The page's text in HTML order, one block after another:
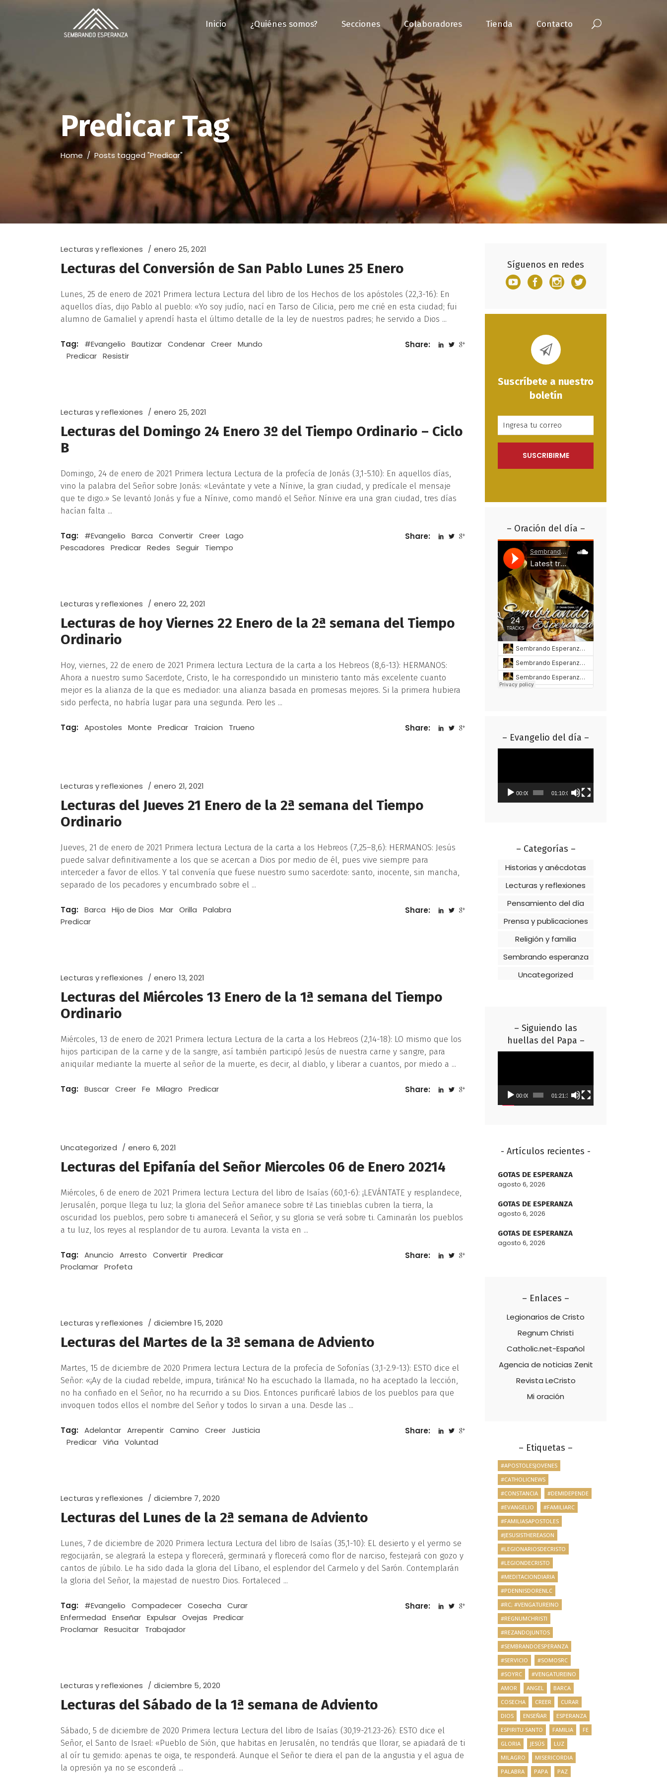
Inicio ¿Quiénes somos? Secciones Colaboradores Tienda Contacto
Predicar Tag
Home/Posts tagged "Predicar"
Lecturas y reflexiones enero 25, 2021
Lecturas del Conversión de San Pablo Lunes 25 Enero
Lunes, 25 de enero de 2021 Primera lectura Lectura del libro de los Hechos de los apóstoles (22,3-16): En
aquellos días, dijo Pablo al pueblo: «Yo soy judío, nací en Tarso de Cilicia, pero me crié en esta ciudad; fui
alumno de Gamaliel y aprendí hasta el último detalle de la ley de nuestros padres; he servido a Dios
Tag: #Evangelio Bautizar Condenar Creer Mundo
Predicar Resistir
Share:
Lecturas y reflexiones enero 25, 2021
Lecturas del Domingo 24 Enero 3º del Tiempo Ordinario – Ciclo
B
Domingo, 24 de enero de 2021 Primera lectura Lectura de la profecía de Jonás (3,1-5.10): En aquellos días,
vino la palabra del Señor sobre Jonás: «Levántate y vete a Nínive, la gran ciudad, y predícale el mensaje
que te digo.» Se levantó Jonás y fue a Nínive, como mandó el Señor. Nínive era una gran ciudad, tres días
hacían falta
Tag: #Evangelio Barca Convertir Creer Lago
Pescadores
Predicar Redes Seguir Tiempo
Share:
Lecturas y reflexiones enero 22, 2021
Lecturas de hoy Viernes 22 Enero de la 2ª semana del Tiempo
Ordinario
Hoy, viernes, 22 de enero de 2021 Primera lectura Lectura de la carta a los Hebreos (8,6-13): HERMANOS:
Ahora a nuestro sumo Sacerdote, Cristo, le ha correspondido un ministerio tanto más excelente cuanto
mejor es la alianza de la que es mediador: una alianza basada en promesas mejores. Si la primera hubiera
sido perfecta, no habría lugar para una segunda. Pero les
Tag: Apostoles Monte Predicar Traicion Trueno Share:
Lecturas y reflexiones enero 21, 2021
Lecturas del Jueves 21 Enero de la 2ª semana del Tiempo
Ordinario
Jueves, 21 de enero de 2021 Primera lectura Lectura de la carta a los Hebreos (7,25–8,6): HERMANOS: Jesús
puede salvar definitivamente a los que se acercan a Dios por medio de él, pues vive siempre para
interceder a favor de ellos. Y tal convenía que fuese nuestro sumo sacerdote: santo, inocente, sin mancha,
separado de los pecadores y encumbrado sobre el
Tag: Barca Hijo de Dios Mar Orilla
Palabra
Predicar
Share:
Lecturas y reflexiones enero 13, 2021
Lecturas del Miércoles 13 Enero de la 1ª semana del Tiempo
Ordinario
Miércoles, 13 de enero de 2021 Primera lectura Lectura de la carta a los Hebreos (2,14-18): LO mismo que los
hijos participan de la carne y de la sangre, así también participó Jesús de nuestra carne y sangre, para
aniquilar mediante la muerte al señor de la muerte, es decir, al diablo, y liberar a cuantos, por miedo a
Tag: Buscar Creer Fe Milagro Predicar Share:
Uncategorized enero 6, 2021
Lecturas del Epifanía del Señor Miercoles 06 de Enero 20214
Miércoles, 6 de enero de 2021 Primera lectura Lectura del libro de Isaías (60,1-6): ¡LEVÁNTATE y resplandece,
Jerusalén, porque llega tu luz; la gloria del Señor amanece sobre ti! Las tinieblas cubren la tierra, la
oscuridad los pueblos, pero sobre ti amanecerá el Señor, y su gloria se verá sobre ti. Caminarán los pueblos
a tu luz, los reyes al resplandor de tu aurora. Levanta la vista en
Tag: Anuncio Arresto Convertir Predicar
Proclamar Profeta
Share:
Lecturas y reflexiones diciembre 15, 2020
Lecturas del Martes de la 3ª semana de Adviento
Martes, 15 de diciembre de 2020 Primera lectura Lectura de la profecía de Sofonías (3,1-2.9-13): ESTO dice el
Señor: «¡Ay de la ciudad rebelde, impura, tiránica! No ha escuchado la llamada, no ha aceptado la lección,
no ha confiado en el Señor, no ha recurrido a su Dios. Entonces purificaré labios de los pueblos para que
invoquen todos ellos el nombre del Señor y todos lo sirvan a una. Desde las
Tag: Adelantar Arrepentir Camino Creer Justicia
Predicar Viña Voluntad
Share:
Lecturas y reflexiones diciembre 7, 2020
Lecturas del Lunes de la 2ª semana de Adviento
Lunes, 7 de diciembre de 2020 Primera lectura Lectura del libro de Isaías (35,1-10): EL desierto y el yermo se
regocijarán, se alegrará la estepa y florecerá, germinará y florecerá como flor de narciso, festejará con gozo y
cantos de júbilo. Le ha sido dada la gloria del Líbano, el esplendor del Carmelo y del Sarón. Contemplarán
la gloria del Señor, la majestad de nuestro Dios. Fortaleced
Tag: #Evangelio Compadecer Cosecha
Curar
Enfermedad
Enseñar Expulsar Ovejas
Predicar
Proclamar Resucitar Trabajador
Share:
Lecturas y reflexiones diciembre 5, 2020
Lecturas del Sábado de la 1ª semana de Adviento
Sábado, 5 de diciembre de 2020 Primera lectura Lectura del libro de Isaías (30,19-21.23-26): ESTO dice el
Señor, el Santo de Israel: «Pueblo de Sión, que habitas en Jerusalén, no tendrás que llorar, se apiadará de ti
al oír tu gemido: apenas te oiga, te responderá. Aunque el Señor te diera el pan de la angustia y el agua de
la opresión ya no se esconderá
Síguenos en redes
Suscríbete a nuestro
boletín
– Oración del día –
– Evangelio del día –
00:00 01:10:01
– Categorías –
Historias y anécdotas
Lecturas y reflexiones
Pensamiento del día
Prensa y publicaciones
Religión y familia
Sembrando esperanza
Uncategorized
– Siguiendo las
huellas del Papa –
00:00 01:21:37
- Artículos recientes -
GOTAS DE ESPERANZA
agosto 6, 2026
GOTAS DE ESPERANZA
agosto 6, 2026
GOTAS DE ESPERANZA
agosto 6, 2026
– Enlaces –
Legionarios de Cristo
Regnum Christi
Catholic.net-Español
Agencia de noticias Zenit
Revista LeCristo
Mi oración
– Etiquetas –
#APOSTOLESJOVENES
#CATHOLICNEWS
#CONSTANCIA
#DEMIDEPENDE
#EVANGELIO
#FAMILIARC
#FAMILIASAPOSTOLES
#JESUSISTHEREASON
#LEGIONARIOSDECRISTO
#LEGIONDECRISTO
#MEDITACIONDIARIA
#PDENNISDORENLC
#RC; #VENGATUREINO
#REGNUMCHRISTI
#REZANDOJUNTOS
#SEMBRANDOESPERANZA
#SERVICIO
#SOMOSRC
#SOYRC
#VENGATUREINO
AMOR
ANGEL
BARCA
COSECHA
CREER
CURAR
DIOS
ENSEÑAR
ESPERANZA
ESPIRITU SANTO
FAMILIA
FE
GLORIA
JESÚS
LUZ
MILAGRO
MISERICORDIA
PALABRA
PAPA PAZ